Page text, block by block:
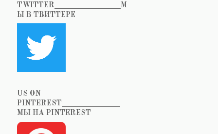
TWITTER_________________М
Ы В ТВИТТЕРЕ
US ON
PINTEREST_______________
МЫ НА PINTEREST